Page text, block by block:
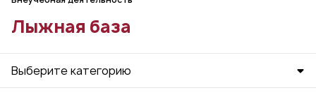
Лыжная база
Выберите категорию